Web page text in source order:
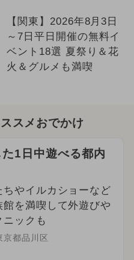
【関東】2026年8月3日
～7日平日開催の無料イ
ベント18選 夏祭り＆花
火＆グルメも満喫
スメおでかけ
1日中遊べる都内
ちやイルカショーなど
館を満喫して外遊びや
ニックも
京都品川区